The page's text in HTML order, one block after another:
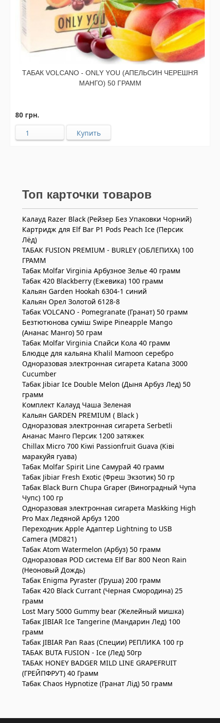
ТАБАК VOLCANO - ONLY YOU (АПЕЛЬСИН ЧЕРЕШНЯ
МАНГО) 50 ГРАММ
80 грн.
Топ карточки товаров
Калауд Razer Black (Рейзер Без Упаковки Чорний)
Картридж для Elf Bar P1 Pods Peach Ice (Персик
Лёд)
ТАБАК FUSION PREMIUM - BURLEY (ОБЛЕПИХА) 100
ГРАММ
Табак Molfar Virginia Арбузное Зелье 40 грамм
Табак 420 Blackberry (Ежевика) 100 грамм
Кальян Garden Hookah 6304-1 синий
Кальян Орел Золотой 6128-8
Табак VOLCANO - Pomegranate (Гранат) 50 грамм
Безтютюнова суміш Swipe Pineapple Mango
(Ананас Манго) 50 грам
Табак Molfar Virginia Спайси Кола 40 грамм
Блюдце для кальяна Khalil Mamoon серебро
Одноразовая электронная сигарета Katana 3000
Cucumber
Табак Jibiar Ice Double Melon (Дыня Арбуз Лед) 50
грамм
Комплект Калауд Чаша Зеленая
Кальян GARDEN PREMIUM ( Black )
Одноразовая электронная сигарета Serbetli
Ананас Манго Персик 1200 затяжек
Chillax Micro 700 Kiwi Passionfruit Guava (Ківі
маракуйя гуава)
Табак Molfar Spirit Line Самурай 40 грамм
Табак Jibiar Fresh Exotic (Фреш Экзотик) 50 гр
Табак Black Burn Chupa Graper (Виноградный Чупа
Чупс) 100 гр
Одноразовая электронная сигарета Maskking High
Pro Max Ледяной Арбуз 1200
Переходник Apple Адаптер Lightning to USB
Camera (MD821)
Табак Atom Watermelon (Арбуз) 50 грамм
Одноразовая POD система Elf Bar 800 Neon Rain
(Неоновый Дождь)
Табак Enigma Pyraster (Груша) 200 грамм
Табак 420 Black Currant (Черная Смородина) 25
грамм
Lost Mary 5000 Gummy bear (Желейный мишка)
Табак JIBIAR Ice Tangerine (Мандарин Лед) 100
грамм
Табак JIBIAR Pan Raas (Специи) РЕПЛИКА 100 гр
ТАБАК BUTA FUSION - Ice (Лед) 50гр
ТАБАК HONEY BADGER MILD LINE GRAPEFRUIT
(ГРЕЙПФРУТ) 40 Грамм
Табак Chaos Hypnotize (Гранат Лід) 50 грамм